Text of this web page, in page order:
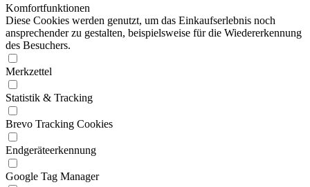
Komfortfunktionen
Diese Cookies werden genutzt, um das Einkaufserlebnis noch
ansprechender zu gestalten, beispielsweise für die Wiedererkennung
des Besuchers.
Merkzettel
Statistik & Tracking
Brevo Tracking Cookies
Endgeräteerkennung
Google Tag Manager